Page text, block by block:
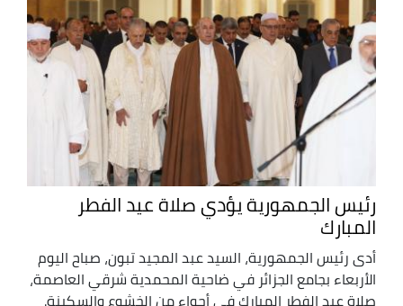
رئيس الجمهورية يؤدي صلاة عيد الفطر
المبارك
أدى رئيس الجمهورية، السيد عبد المجيد تبون، صباح اليوم
الأربعاء بجامع الجزائر في ضاحية المحمدية شرقي العاصمة،
صلاة عيد الفطر المبارك في أجواء من الخشوع والسكينة.